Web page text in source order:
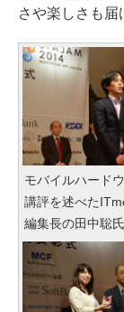
さや楽しさも届
モバイルハード
講評を述べた
編集長の田中聡氏